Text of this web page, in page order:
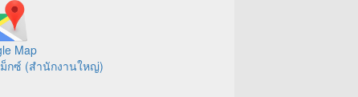
Map
กซ์ (สำนักงานใหญ่)